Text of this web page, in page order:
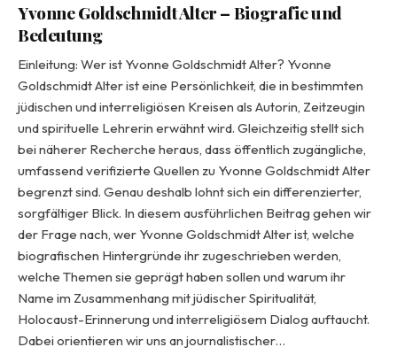
Yvonne Goldschmidt Alter – Biografie und
Bedeutung
Einleitung: Wer ist Yvonne Goldschmidt Alter? Yvonne
Goldschmidt Alter ist eine Persönlichkeit, die in bestimmten
jüdischen und interreligiösen Kreisen als Autorin, Zeitzeugin
und spirituelle Lehrerin erwähnt wird. Gleichzeitig stellt sich
bei näherer Recherche heraus, dass öffentlich zugängliche,
umfassend verifizierte Quellen zu Yvonne Goldschmidt Alter
begrenzt sind. Genau deshalb lohnt sich ein differenzierter,
sorgfältiger Blick. In diesem ausführlichen Beitrag gehen wir
der Frage nach, wer Yvonne Goldschmidt Alter ist, welche
biografischen Hintergründe ihr zugeschrieben werden,
welche Themen sie geprägt haben sollen und warum ihr
Name im Zusammenhang mit jüdischer Spiritualität,
Holocaust-Erinnerung und interreligiösem Dialog auftaucht.
Dabei orientieren wir uns an journalistischer…